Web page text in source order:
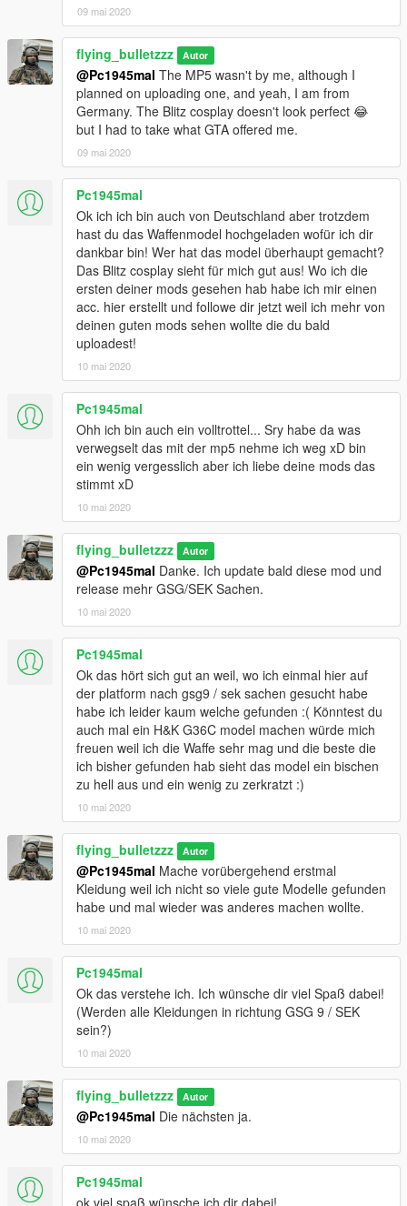
09 mai 2020
flying_bulletzzz Autor
@Pc1945mal The MP5 wasn't by me, although I
planned on uploading one, and yeah, I am from
Germany. The Blitz cosplay doesn't look perfect 😂
but I had to take what GTA offered me.
09 mai 2020
Pc1945mal
Ok ich ich bin auch von Deutschland aber trotzdem
hast du das Waffenmodel hochgeladen wofür ich dir
dankbar bin! Wer hat das model überhaupt gemacht?
Das Blitz cosplay sieht für mich gut aus! Wo ich die
ersten deiner mods gesehen hab habe ich mir einen
acc. hier erstellt und followe dir jetzt weil ich mehr von
deinen guten mods sehen wollte die du bald
uploadest!
10 mai 2020
Pc1945mal
Ohh ich bin auch ein volltrottel... Sry habe da was
verwegselt das mit der mp5 nehme ich weg xD bin
ein wenig vergesslich aber ich liebe deine mods das
stimmt xD
10 mai 2020
flying_bulletzzz Autor
@Pc1945mal Danke. Ich update bald diese mod und
release mehr GSG/SEK Sachen.
10 mai 2020
Pc1945mal
Ok das hört sich gut an weil, wo ich einmal hier auf
der platform nach gsg9 / sek sachen gesucht habe
habe ich leider kaum welche gefunden :( Könntest du
auch mal ein H&K G36C model machen würde mich
freuen weil ich die Waffe sehr mag und die beste die
ich bisher gefunden hab sieht das model ein bischen
zu hell aus und ein wenig zu zerkratzt :)
10 mai 2020
flying_bulletzzz Autor
@Pc1945mal Mache vorübergehend erstmal
Kleidung weil ich nicht so viele gute Modelle gefunden
habe und mal wieder was anderes machen wollte.
10 mai 2020
Pc1945mal
Ok das verstehe ich. Ich wünsche dir viel Spaß dabei!
(Werden alle Kleidungen in richtung GSG 9 / SEK
sein?)
10 mai 2020
flying_bulletzzz Autor
@Pc1945mal Die nächsten ja.
10 mai 2020
Pc1945mal
ok viel spaß wünsche ich dir dabei!